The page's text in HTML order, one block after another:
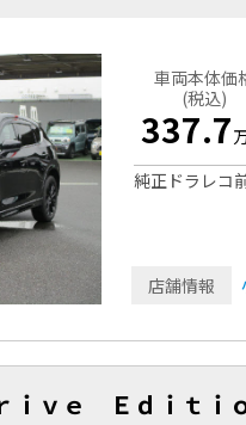
車両本体価
(税込)
337.7
純正ドラレコ
店舗情報
ｖｅ Ｅｄｉｔｉ